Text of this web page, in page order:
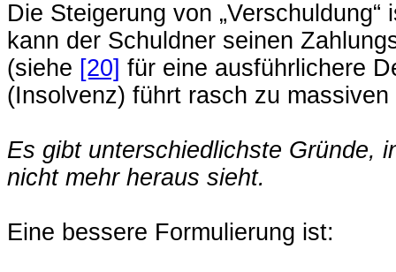
Die Steigerung von
kann der Schuldner seinen
(siehe [20] für eine ausführlichere
(Insolvenz) führt rasch zu massiven
Es gibt unterschiedlichste Gründe,
nicht mehr heraus sieht.
Eine bessere Formulierung ist: